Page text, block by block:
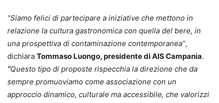
“Siamo felici di partecipare a iniziative che mettono in
relazione la cultura gastronomica con quella del bere, in
una prospettiva di contaminazione contemporanea”,
dichiara Tommaso Luongo, presidente di AIS Campania.
“Questo tipo di proposte rispecchia la direzione che da
sempre promuoviamo come associazione con un
approccio dinamico, culturale ma accessibile, che valorizzi